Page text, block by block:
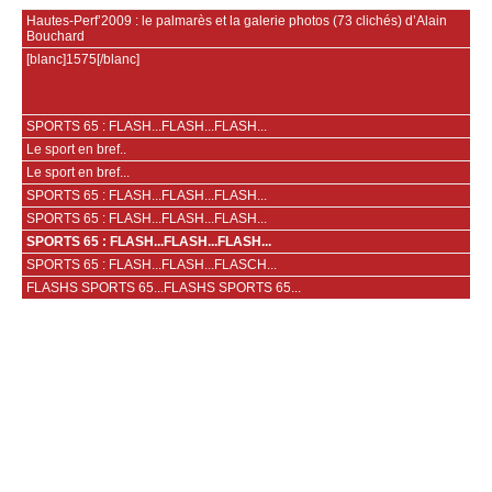
Hautes-Perf’2009 : le palmarès et la galerie photos (73 clichés) d’Alain
Bouchard
[blanc]1575[/blanc]
SPORTS 65 : FLASH...FLASH...FLASH...
Le sport en bref..
Le sport en bref...
SPORTS 65 : FLASH...FLASH...FLASH...
SPORTS 65 : FLASH...FLASH...FLASH...
SPORTS 65 : FLASH...FLASH...FLASH...
SPORTS 65 : FLASH...FLASH...FLASCH...
FLASHS SPORTS 65...FLASHS SPORTS 65...